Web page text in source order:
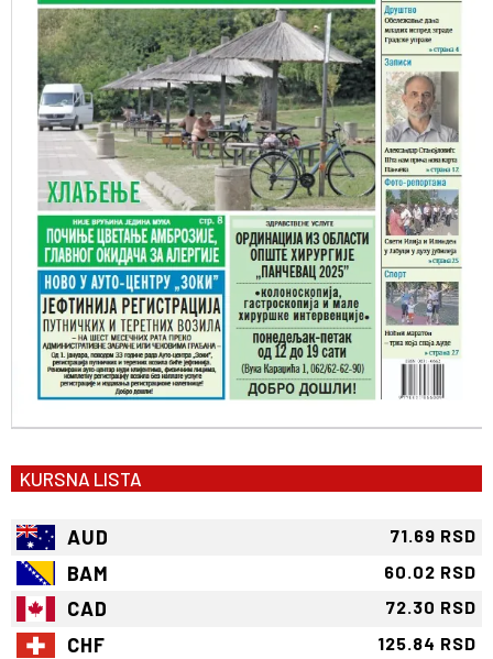
KURSNA LISTA
AUD 71.69 RSD
BAM 60.02 RSD
CAD 72.30 RSD
CHF 125.84 RSD